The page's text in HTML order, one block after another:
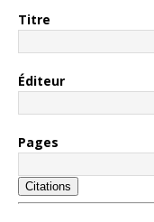
Titre
Éditeur
Pages
Citations